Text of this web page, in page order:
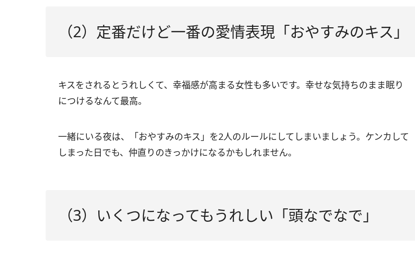
（2）定番だけど一番の愛情表現「おやすみのキス」
キスをされるとうれしくて、幸福感が高まる女性も多いです。幸せな気持ちのまま眠り
につけるなんて最高。
一緒にいる夜は、「おやすみのキス」を2人のルールにしてしまいましょう。ケンカして
しまった日でも、仲直りのきっかけになるかもしれません。
（3）いくつになってもうれしい「頭なでなで」